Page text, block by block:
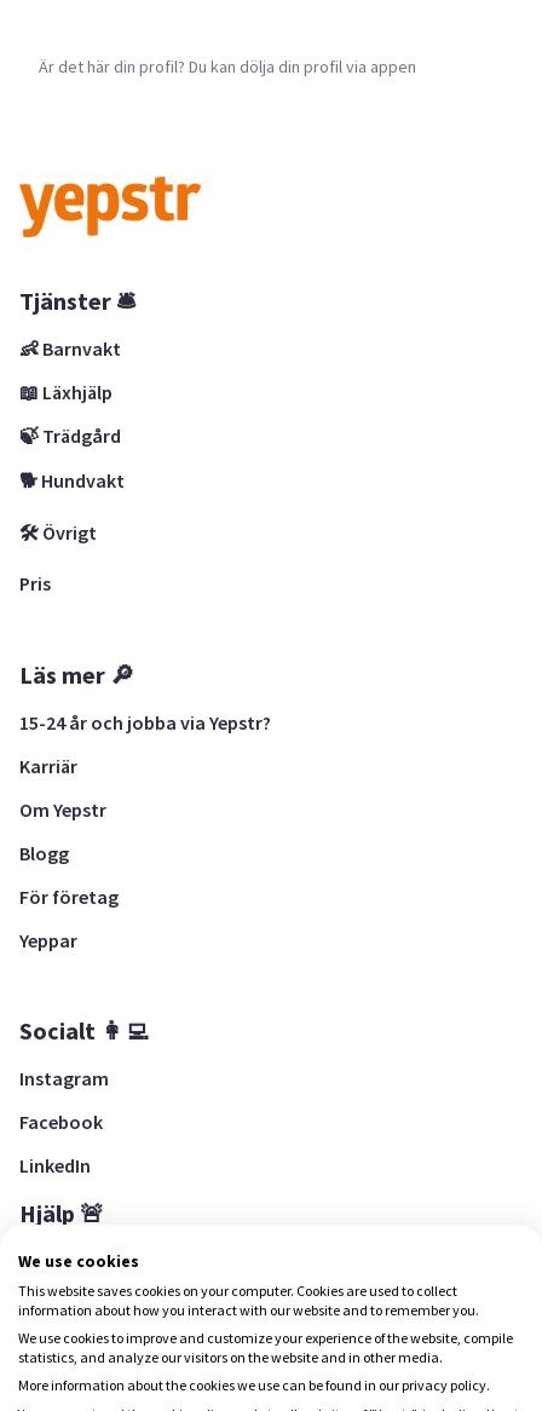
Är det här din profil? Du kan dölja din profil via appen
Tjänster 🛎
👶 Barnvakt
📖 Läxhjälp
🍃 Trädgård
🐕 Hundvakt
🛠 Övrigt
Pris
Läs mer 🔎
15-24 år och jobba via Yepstr?
Karriär
Om Yepstr
Blogg
För företag
Yeppar
Socialt 👩‍💻
Instagram
Facebook
LinkedIn
Hjälp 🚨
Hjälpcenter
Ladda ned Yepstr
We use cookies
This website saves cookies on your computer. Cookies are used to collect
information about how you interact with our website and to remember you.
We use cookies to improve and customize your experience of the website, compile
statistics, and analyze our visitors on the website and in other media.
More information about the cookies we use can be found in our privacy policy.